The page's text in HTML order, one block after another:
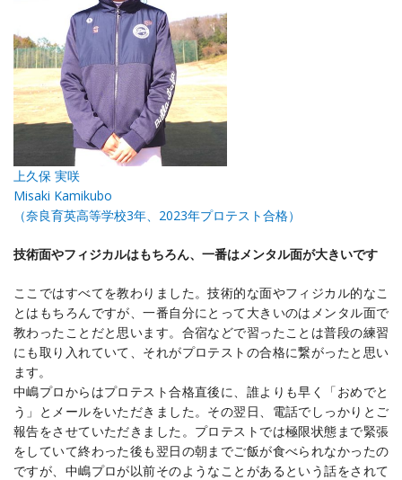
上久保 実咲
Misaki Kamikubo
（奈良育英高等学校3年、2023年プロテスト合格）
技術面やフィジカルはもちろん、一番はメンタル面が大きいです
ここではすべてを教わりました。技術的な面やフィジカル的なこ
とはもちろんですが、一番自分にとって大きいのはメンタル面で
教わったことだと思います。合宿などで習ったことは普段の練習
にも取り入れていて、それがプロテストの合格に繋がったと思い
ます。
中嶋プロからはプロテスト合格直後に、誰よりも早く「おめでと
う」とメールをいただきました。その翌日、電話でしっかりとご
報告をさせていただきました。プロテストでは極限状態まで緊張
をしていて終わった後も翌日の朝までご飯が食べられなかったの
ですが、中嶋プロが以前そのようなことがあるという話をされて